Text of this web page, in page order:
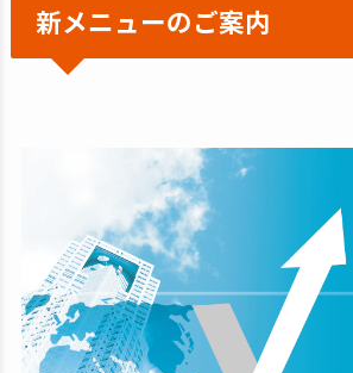
新メニューのご案内